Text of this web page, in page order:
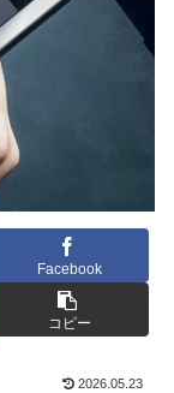
Facebook
コピー
2026.05.23